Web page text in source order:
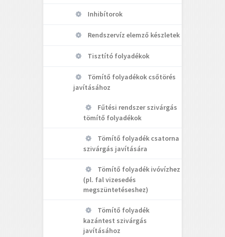
Inhibítorok
Rendszervíz elemző készletek
Tisztító folyadékok
Tömítő folyadékok csőtörés
javításához
Fűtési rendszer szivárgás
tömítő folyadékok
Tömítő folyadék csatorna
szivárgás javítására
Tömítő folyadék ivóvízhez
(pl. fal vizesedés
megszüntetéseshez)
Tömítő folyadék
kazántest szivárgás
javításához